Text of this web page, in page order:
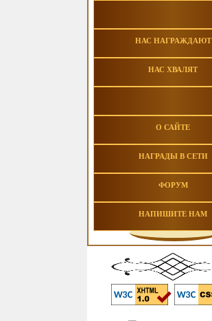
НАС НАГРАЖДАЮТ
НАС ХВАЛЯТ
О САЙТЕ
НАГРАДЫ В СЕТИ
ФОРУМ
НАПИШИТЕ НАМ